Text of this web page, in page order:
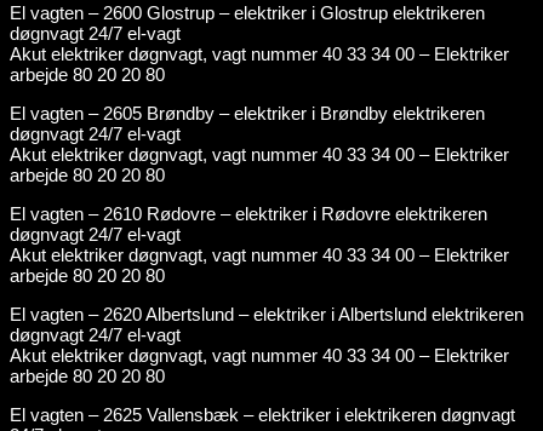
El vagten – 2600 Glostrup – elektriker i Glostrup elektrikeren
døgnvagt 24/7 el-vagt
Akut elektriker døgnvagt, vagt nummer 40 33 34 00 – Elektriker
arbejde 80 20 20 80
El vagten – 2605 Brøndby – elektriker i Brøndby elektrikeren
døgnvagt 24/7 el-vagt
Akut elektriker døgnvagt, vagt nummer 40 33 34 00 – Elektriker
arbejde 80 20 20 80
El vagten – 2610 Rødovre – elektriker i Rødovre elektrikeren
døgnvagt 24/7 el-vagt
Akut elektriker døgnvagt, vagt nummer 40 33 34 00 – Elektriker
arbejde 80 20 20 80
El vagten – 2620 Albertslund – elektriker i Albertslund elektrikeren
døgnvagt 24/7 el-vagt
Akut elektriker døgnvagt, vagt nummer 40 33 34 00 – Elektriker
arbejde 80 20 20 80
El vagten – 2625 Vallensbæk – elektriker i elektrikeren døgnvagt